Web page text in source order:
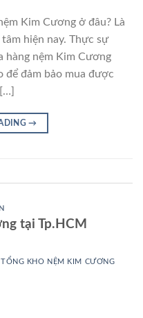
Kim Cương ở đâu? Là
hiện nay. Thực sự
hàng nệm Kim Cương
đảm bảo mua được
→
tại Tp.HCM
TỔNG KHO NỆM KIM CƯƠNG